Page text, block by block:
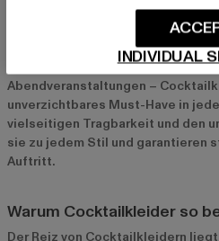
Cocktailkleider sind der Inbegriff
moderner Mode. Sie sind ideal für
und bieten die perfekte Balance
für Hochzeiten, Dinner-Partys
Abendveranstaltungen –
unverzichtbares Must-Have in
vielseitigen Tragbarkeit und den
sie zu jedem Stil und garantieren
Auftritt.
Warum Cocktailkleider so
Der Reiz von Cocktailkleidern
INDIVIDUAL